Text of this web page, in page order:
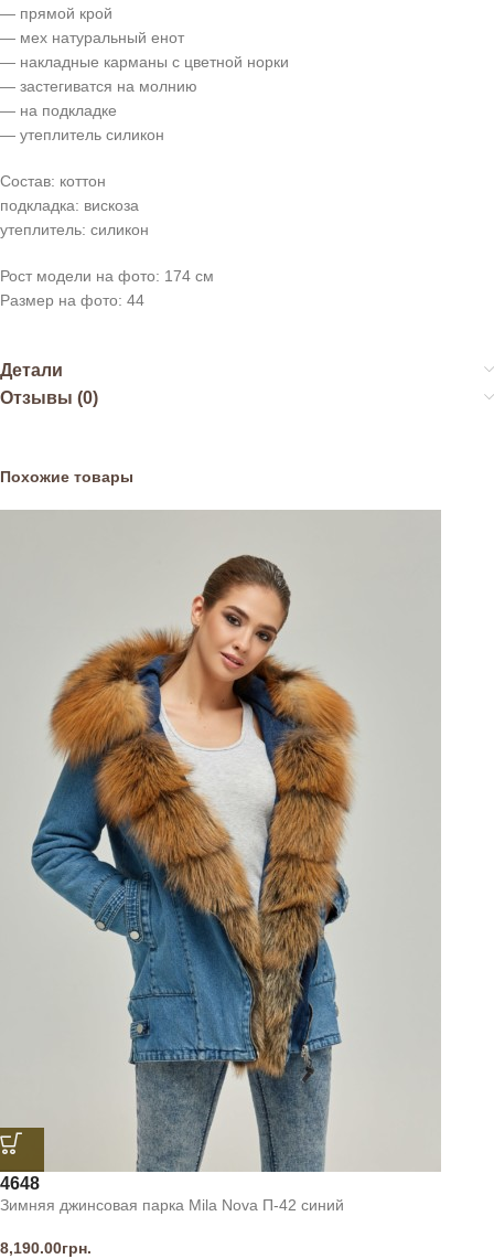
— прямой крой
— мех натуральный енот
— накладные карманы с цветной норки
— застегиватся на молнию
— на подкладке
— утеплитель силикон
Состав: коттон
подкладка: вискоза
утеплитель: силикон
Рост модели на фото: 174 см
Размер на фото: 44
Детали
Отзывы (0)
Похожие товары
4648
Зимняя джинсовая парка Mila Nova П-42 синий
8,190.00грн.